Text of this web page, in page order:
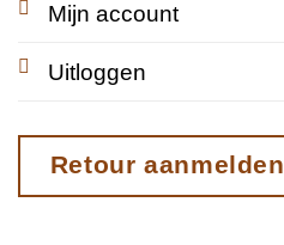
Mijn account
Uitloggen
Retour aanmelden